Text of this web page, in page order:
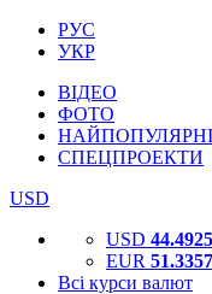
РУС
УКР
ВІДЕО
ФОТО
СПЕЦПРОЕКТИ
USD
USD 44.4925
EUR 51.3357
Всі курси валют